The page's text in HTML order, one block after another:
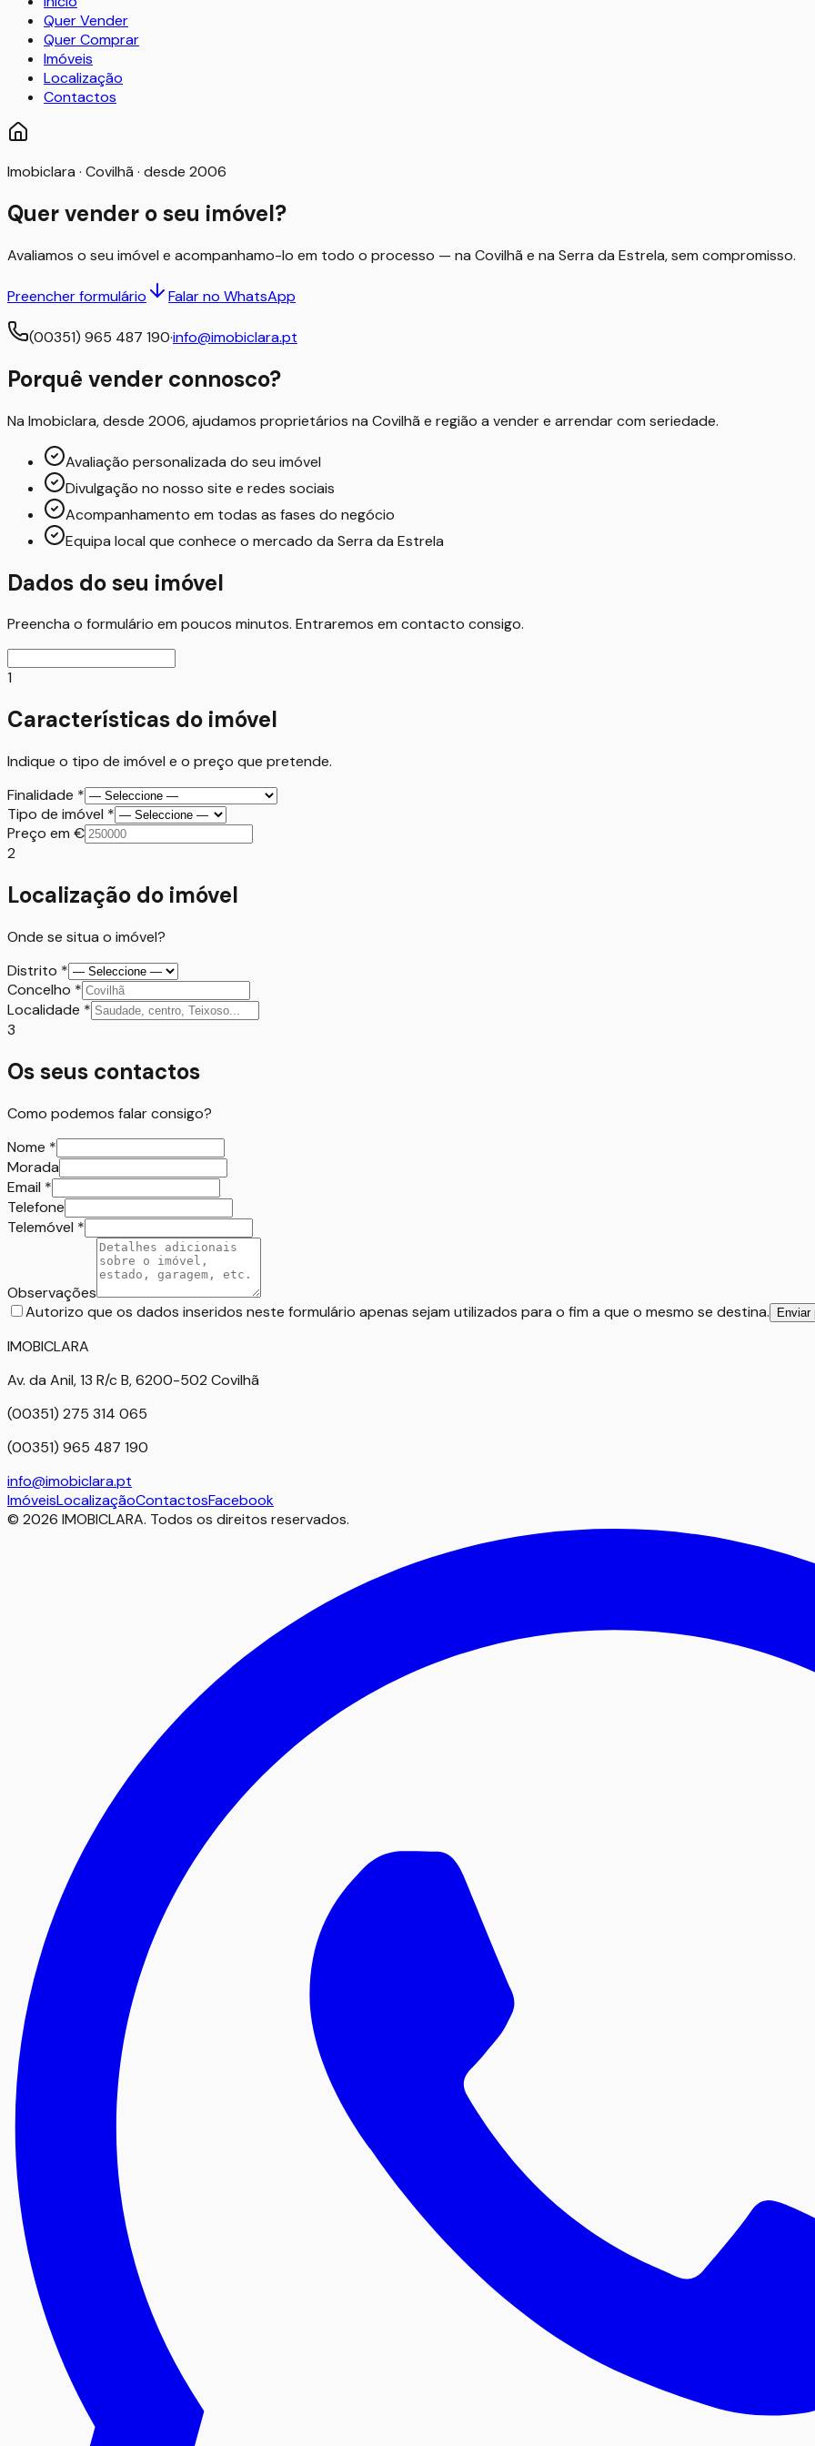
Quer Vender
Quer Comprar
Imóveis
Localização
Contactos
Imobiclara · Covilhã · desde 2006
Quer vender o seu imóvel?
Avaliamos o seu imóvel e acompanhamo-lo em todo o processo — na Covilhã e na Serra da Estrela, sem compromisso.
Preencher formulário Falar no WhatsApp
(00351) 965 487 190·info@imobiclara.pt
Porquê vender connosco?
Na Imobiclara, desde 2006, ajudamos proprietários na Covilhã e região a vender e arrendar com seriedade.
Avaliação personalizada do seu imóvel
Divulgação no nosso site e redes sociais
Acompanhamento em todas as fases do negócio
Equipa local que conhece o mercado da Serra da Estrela
Dados do seu imóvel
Preencha o formulário em poucos minutos. Entraremos em contacto consigo.
1
Características do imóvel
Indique o tipo de imóvel e o preço que pretende.
Finalidade *
Tipo de imóvel *
Preço em €
2
Localização do imóvel
Onde se situa o imóvel?
Distrito *
Concelho *
Localidade *
3
Os seus contactos
Como podemos falar consigo?
Nome *
Morada
Email *
Telefone
Telemóvel *
Observações
Autorizo que os dados inseridos neste formulário apenas sejam utilizados para o fim a que o mesmo se destina.
Enviar
IMOBICLARA
Av. da Anil, 13 R/c B, 6200-502 Covilhã
(00351) 275 314 065
(00351) 965 487 190
info@imobiclara.pt
ImóveisLocalizaçãoContactosFacebook
© 2026 IMOBICLARA. Todos os direitos reservados.